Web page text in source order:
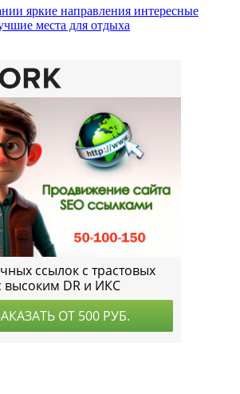
яркие направления интересные
места для отдыха